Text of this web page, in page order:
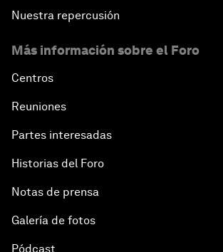
Nuestra repercusión
Más información sobre el Foro
Centros
Reuniones
Partes interesadas
Historias del Foro
Notas de prensa
Galería de fotos
Pódcast